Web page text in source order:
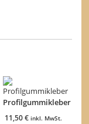
Profilgummikleber
11,50€ inkl. MwSt.